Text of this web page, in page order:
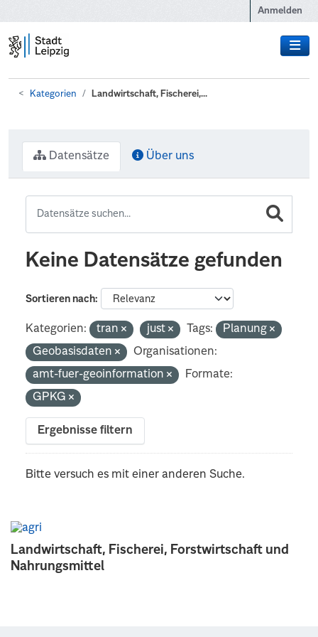
Anmelden
Kategorien Landwirtschaft, Fischerei,...
Landwirtschaft, Fischerei, Forstwirtschaft und
Nahrungsmittel
Datensätze Über uns
Keine Datensätze gefunden
Sortieren nach
Kategorien: tran just Tags:
Planung
Geobasisdaten
Organisationen:
amt-fuer-geoinformation
Formate:
GPKG
Ergebnisse filtern
Bitte versuch es mit einer anderen Suche.